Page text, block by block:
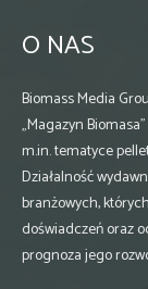
O NAS
Biomass Media
„Magazyn
m.in. tematyce
Działalność
branżowych,
doświadczeń oraz
prognoza jego